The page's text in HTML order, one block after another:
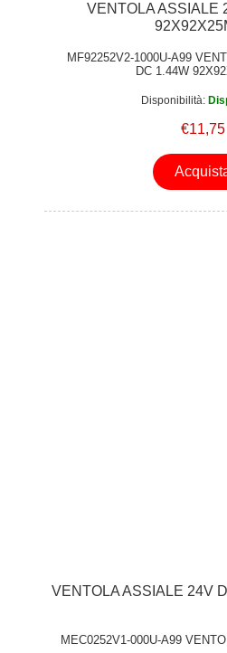
VENTOLA ASSIALE
MF92252V2-1000U-A99
DC 1.44W
Disponibilità:
€11,75
VENTOLA ASSIALE 24V
MEC0252V1-000U-A99